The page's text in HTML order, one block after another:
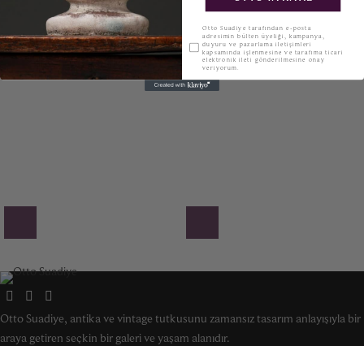
Otto Suadiye, antika ve vintage tutkusunu zamansız tasarım anlayışıyla bir
araya getiren seçkin bir galeri ve yaşam alanıdır.
KVKKOtto Suadiye tarafından e-posta
adresimin bülten üyeliği, kampanya,
duyuru ve pazarlama iletişimleri
kapsamında işlenmesine ve tarafıma ticari
elektronik ileti gönderilmesine onay
veriyorum.